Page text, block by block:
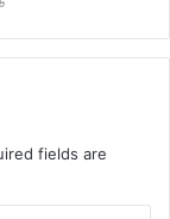
fields are